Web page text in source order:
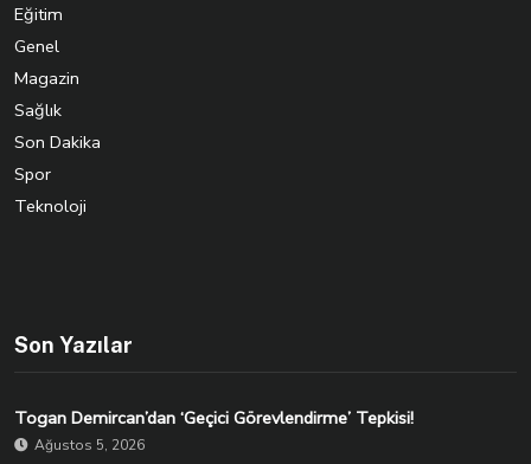
Eğitim
Genel
Magazin
Sağlık
Son Dakika
Spor
Teknoloji
Son Yazılar
Togan Demircan’dan ‘Geçici Görevlendirme’ Tepkisi!
Ağustos 5, 2026